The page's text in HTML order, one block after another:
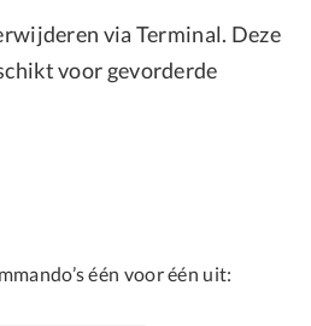
via Terminal. Deze
voor gevorderde
één voor één uit: